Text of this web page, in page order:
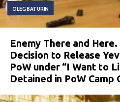
OLEG BATURIN
Enemy There and
Decision to Release
PoW under “I Want to
Detained in PoW Camp